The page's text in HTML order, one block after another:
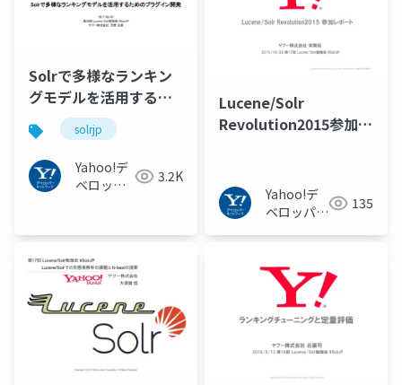
Solrで多様なランキン
グモデルを活用するた
めのプラグイン開発
#SolrJP
solrjp
Yahoo!デ
ベロッパ
3.2K
Lucene/Solr
Revolution2015参加レ
Yahoo!デ
ベロッパー
135